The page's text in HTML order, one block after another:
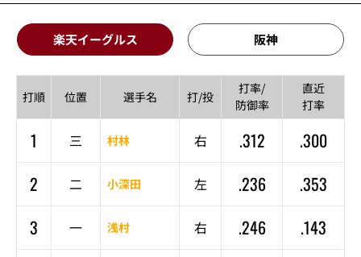
楽天イーグルス 阪神
打順 位置 選手名 打/投
打率/
防御率
直近
打率
1 三 村林 右 .312
.300
2
二 小深田 左 .236
.353
3
一 浅村 右 .246
.143